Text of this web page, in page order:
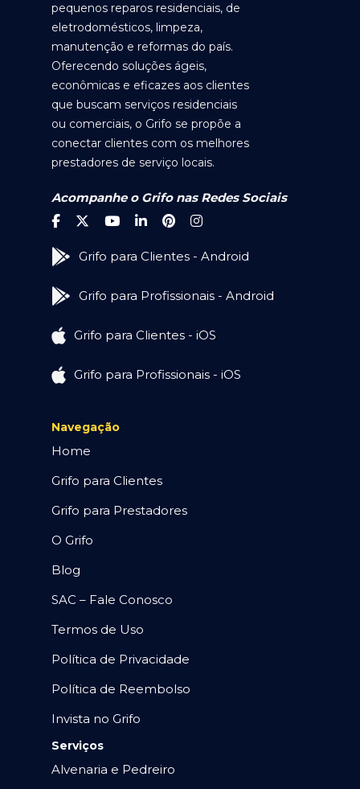
pequenos reparos residenciais, de
eletrodomésticos, limpeza,
manutenção e reformas do país.
Oferecendo soluções ágeis,
econômicas e eficazes aos clientes
que buscam serviços residenciais
ou comerciais, o Grifo se propõe a
conectar clientes com os melhores
prestadores de serviço locais.
Acompanhe o Grifo nas Redes Sociais
Grifo para Clientes - Android
Grifo para Profissionais - Android
Grifo para Clientes - iOS
Grifo para Profissionais - iOS
Navegação
Home
Grifo para Clientes
Grifo para Prestadores
O Grifo
Blog
SAC – Fale Conosco
Termos de Uso
Política de Privacidade
Política de Reembolso
Invista no Grifo
Serviços
Alvenaria e Pedreiro